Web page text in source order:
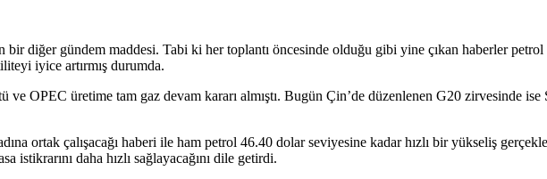
bir diğer gündem maddesi. Tabi ki her toplantı öncesinde olduğu gibi yine çıkan haberler
iyice artırmış durumda.
ve OPEC üretime tam gaz devam kararı almıştı. Bugün Çin’de düzenlenen G20 zirvesinde
ortak çalışacağı haberi ile ham petrol 46.40 dolar seviyesine kadar hızlı bir yükseliş
istikrarını daha hızlı sağlayacağını dile getirdi.